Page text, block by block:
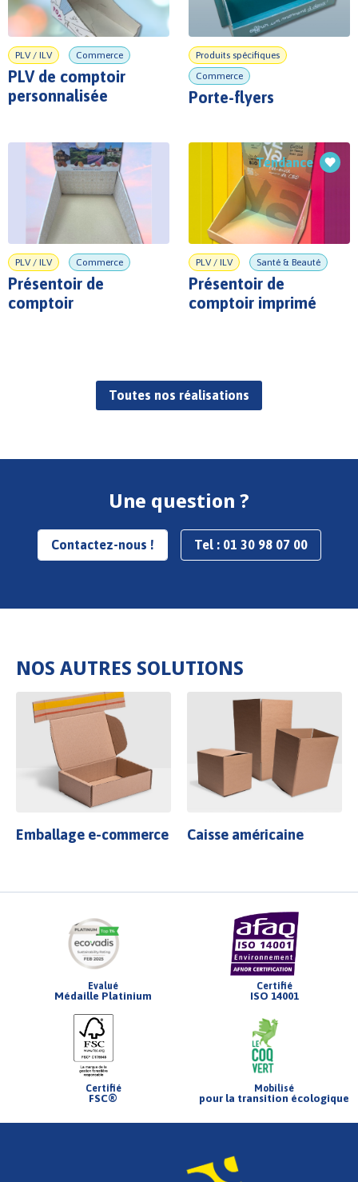
PLV / ILV Commerce
PLV de comptoir
personnalisée
Produits spécifiques
Commerce
Porte-flyers
PLV / ILV Commerce
Présentoir de
comptoir
Tendance
PLV / ILV Santé & Beauté
Présentoir de
comptoir imprimé
Toutes nos réalisations
Une question ?
Contactez-nous ! Tel : 01 30 98 07 00
NOS AUTRES SOLUTIONS
Emballage e-commerce Caisse américaine
Evalué
Médaille Platinium
Certifié
ISO 14001
Certifié
FSC®
Mobilisé
pour la transition écologique